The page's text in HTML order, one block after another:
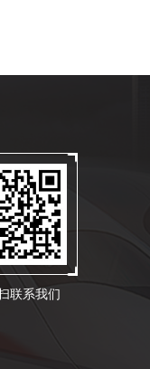
联系我们